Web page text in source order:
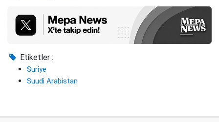
Etiketler :
Suriye
Suudi Arabistan